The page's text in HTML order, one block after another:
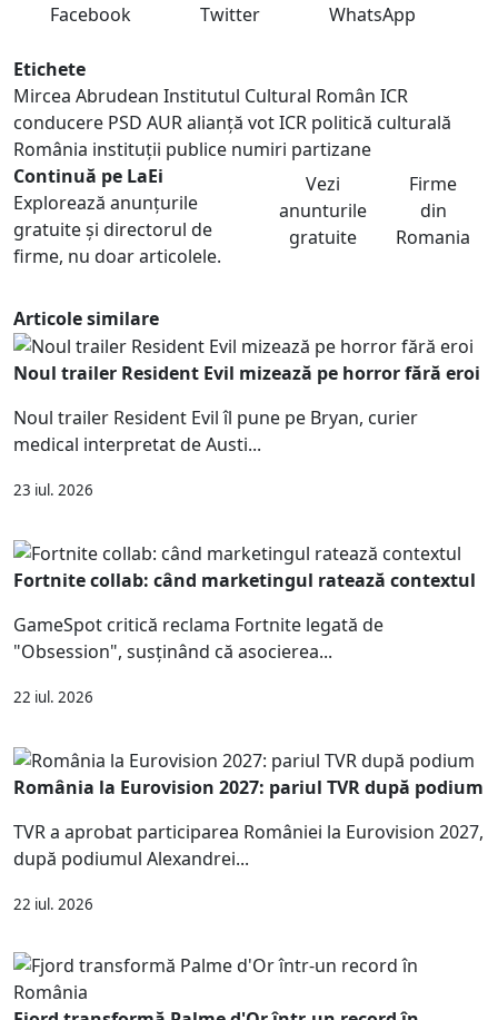
Facebook
Twitter WhatsApp
Etichete
Mircea Abrudean Institutul Cultural Român ICR
conducere PSD AUR alianță vot ICR politică culturală
România instituții publice numiri partizane
Continuă pe LaEi
Explorează anunțurile
gratuite și directorul de
firme, nu doar articolele.
Vezi
anunturile
gratuite
Firme
din
Romania
Articole similare
Noul trailer Resident Evil mizează pe horror fără eroi
Noul trailer Resident Evil îl pune pe Bryan, curier
medical interpretat de Austi...
23 iul. 2026
Fortnite collab: când marketingul ratează contextul
GameSpot critică reclama Fortnite legată de
"Obsession", susținând că asocierea...
22 iul. 2026
România la Eurovision 2027: pariul TVR după podium
TVR a aprobat participarea României la Eurovision 2027,
după podiumul Alexandrei...
22 iul. 2026